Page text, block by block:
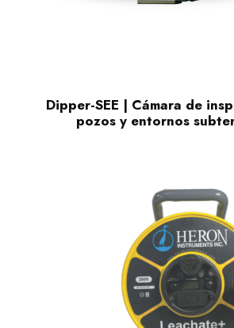
Dipper-SEE | Cámara de
pozos y entornos